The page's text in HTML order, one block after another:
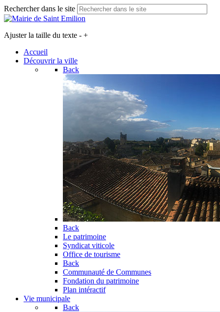
Rechercher dans le site
Ajuster la taille du texte - +
Accueil
Découvrir la ville
Back
Back
Le patrimoine
Syndicat viticole
Office de tourisme
Back
Communauté de Communes
Fondation du patrimoine
Plan intéractif
Vie municipale
Back